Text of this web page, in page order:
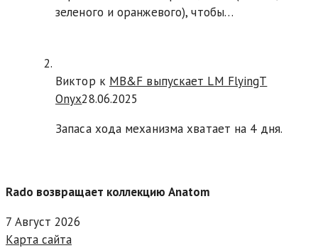
зеленого и оранжевого), чтобы…
Виктор к MB&F выпускает LM FlyingT
Onyx28.06.2025
Запаса хода механизма хватает на 4 дня.
Rado возвращает коллекцию Anatom
7 Август 2026
Карта сайта